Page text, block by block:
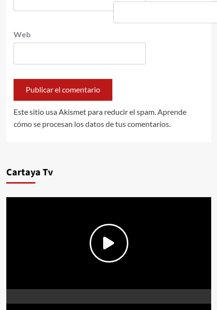
Web
Este sitio usa Akismet para reducir el spam. Aprende
cómo se procesan los datos de tus comentarios.
Cartaya Tv